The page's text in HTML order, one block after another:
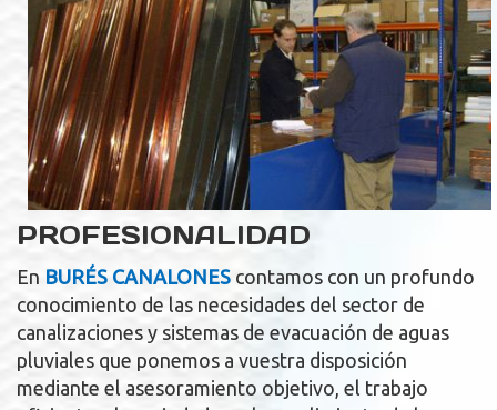
PROFESIONALIDAD
En BURÉS CANALONES contamos con un profundo
conocimiento de las necesidades del sector de
canalizaciones y sistemas de evacuación de aguas
pluviales que ponemos a vuestra disposición
mediante el asesoramiento objetivo, el trabajo